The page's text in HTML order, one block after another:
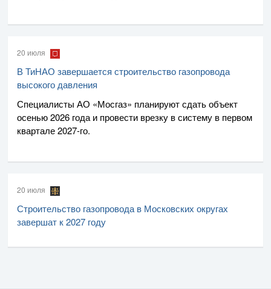
20 июля
В ТиНАО завершается строительство газопровода
высокого давления
Специалисты АО «Мосгаз» планируют сдать объект
осенью 2026 года и провести врезку в систему в первом
квартале2027-го.
20 июля
Строительство газопровода в Московских округах
завершат к 2027 году